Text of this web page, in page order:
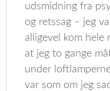
udsmidning fra
og retssag – jeg
alligevel kom hele
at jeg to gange
under
var som om jeg